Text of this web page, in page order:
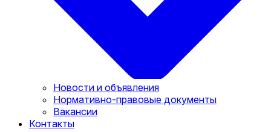
Новости и объявления
Нормативно-правовые документы
Вакансии
Контакты